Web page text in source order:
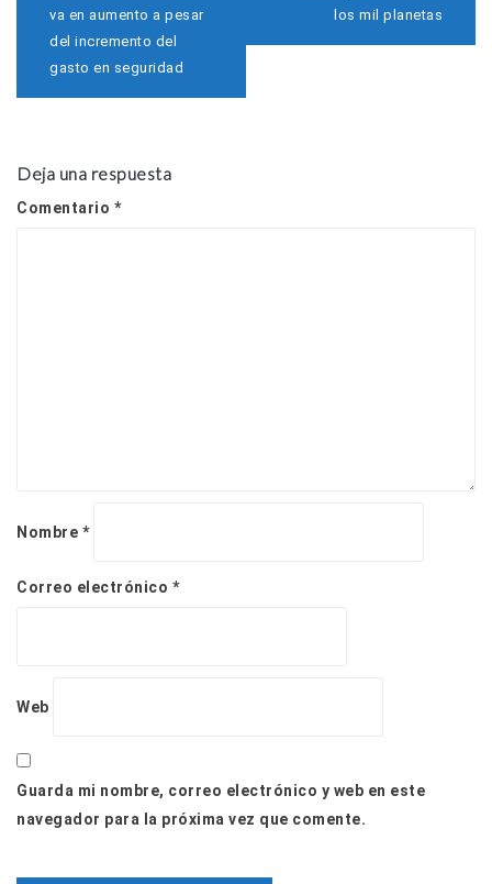
a
n
d
e
va en aumento a pesar
del incremento del
gasto en seguridad
los mil planetas
Deja una respuesta
Comentario *
Nombre *
Correo electrónico *
Web
Guarda mi nombre, correo electrónico y web en este
navegador para la próxima vez que comente.